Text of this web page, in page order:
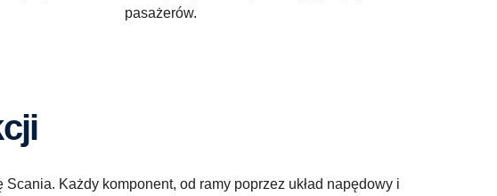
pasażerów.
Każdy komponent, od ramy poprzez układ napędowy i